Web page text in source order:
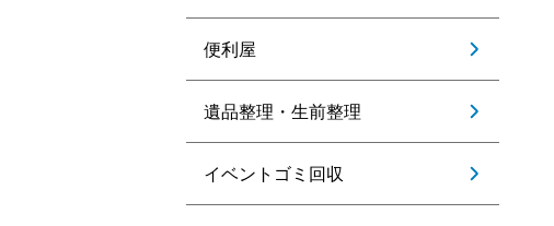
便利屋
遺品整理・生前整理
イベントゴミ回収